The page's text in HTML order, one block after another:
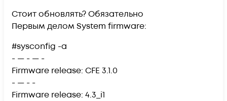
Стоит обновлять? Обязательно
Первым делом System firmware:
#sysconfig -a
- — - — -
Firmware release: CFE 3.1.0
- — - -
Firmware release: 4.3_i1